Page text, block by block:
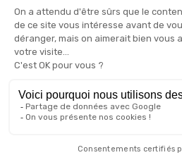
Un service Kookie.pet.